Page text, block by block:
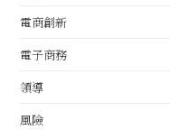
電商創新
電子商務
領導
風險